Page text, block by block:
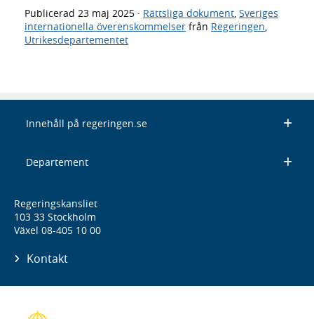
Publicerad 23 maj 2025 · Rättsliga dokument Sveriges
internationella överenskommelser från Regeringen
Utrikesdepartementet
Innehåll på regeringen.se
Departement
Regeringskansliet
103 33 Stockholm
Växel 08-405 10 00
Kontakt